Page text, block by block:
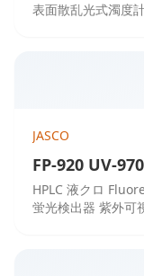
表面散乱光式濁度
JASCO
FP-920 UV-970
HPLC 液クロ
蛍光検出器 紫外